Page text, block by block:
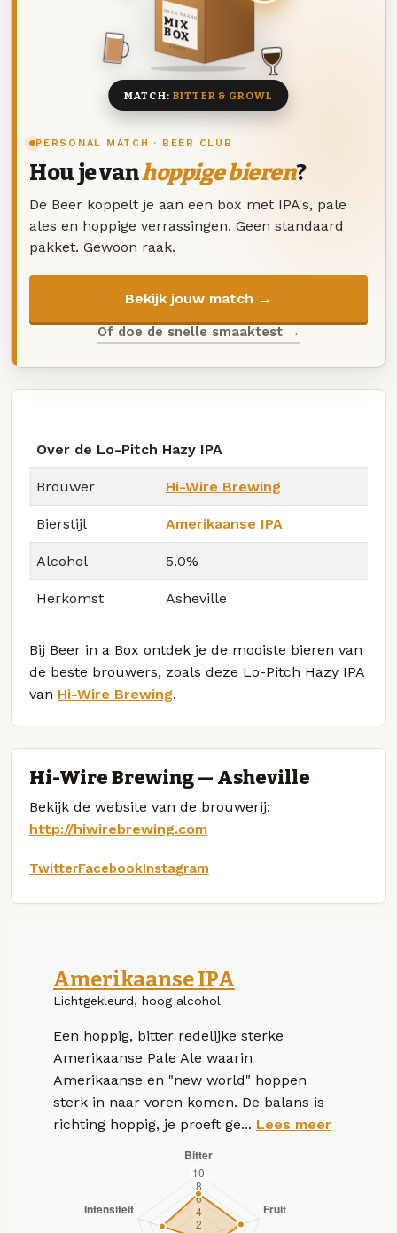
PERSONAL MATCH · BEER CLUB
Hou je vanhoppige bieren?
De Beer koppelt je aan een box met IPA's, pale
ales en hoppige verrassingen. Geen standaard
pakket. Gewoon raak.
Bekijk jouw match →
Of doe de snelle smaaktest →
DEZE MAAND
MIX
BOX
8 BIEREN
MATCH: BITTER & GROWL
Over de Lo-Pitch Hazy IPA
Brouwer Hi-Wire Brewing
Bierstijl Amerikaanse IPA
Alcohol 5.0%
Herkomst Asheville
Bij Beer in a Box ontdek je de mooiste bieren van
de beste brouwers, zoals deze Lo-Pitch Hazy IPA
van Hi-Wire Brewing.
Hi-Wire Brewing — Asheville
Bekijk de website van de brouwerij:
http://hiwirebrewing.com
TwitterFacebookInstagram
Amerikaanse IPA
Lichtgekleurd, hoog alcohol
Een hoppig, bitter redelijke sterke
Amerikaanse Pale Ale waarin
Amerikaanse en "new world" hoppen
sterk in naar voren komen. De balans is
richting hoppig, je proeft ge... Lees meer